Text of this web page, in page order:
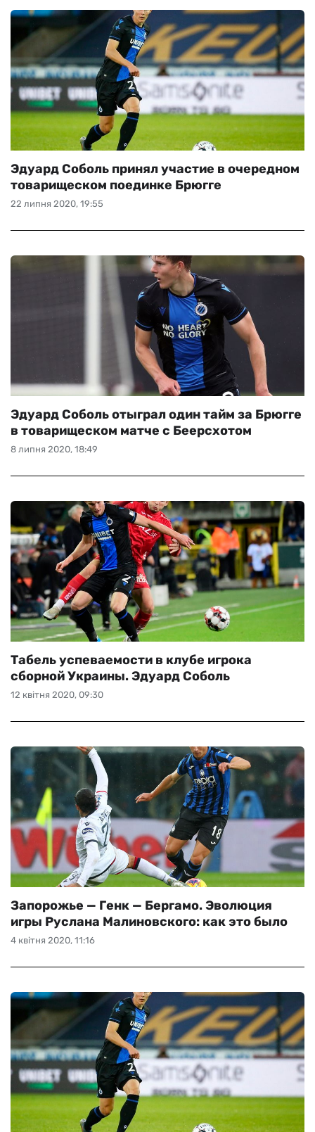
22 липня 2020, 19:55
Эдуард Соболь принял участие в очередном
товарищеском поединке Брюгге
8 липня 2020, 18:49
Эдуард Соболь отыграл один тайм за Брюгге
в товарищеском матче с Беерсхотом
12 квітня 2020, 09:30
Табель успеваемости в клубе игрока
сборной Украины. Эдуард Соболь
4 квітня 2020, 11:16
Запорожье — Генк — Бергамо. Эволюция
игры Руслана Малиновского: как это было